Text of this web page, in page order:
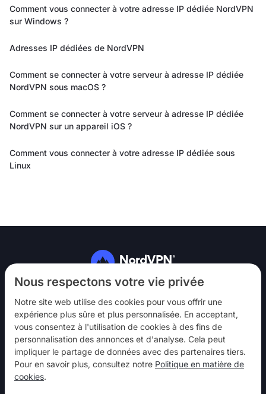
Nous respectons votre vie privée
Notre site web utilise des cookies pour vous offrir une
expérience plus sûre et plus personnalisée. En acceptant,
vous consentez à l'utilisation de cookies à des fins de
personnalisation des annonces et d'analyse. Cela peut
impliquer le partage de données avec des partenaires tiers.
Pour en savoir plus, consultez notre Politique en matière de
cookies.
Comment vous connecter à votre adresse IP dédiée NordVPN
sur Windows ?
Adresses IP dédiées de NordVPN
Comment se connecter à votre serveur à adresse IP dédiée
NordVPN sous macOS ?
Comment se connecter à votre serveur à adresse IP dédiée
NordVPN sur un appareil iOS ?
Comment vous connecter à votre adresse IP dédiée sous
Linux
Suivez-nous
NordVPN
Interagir